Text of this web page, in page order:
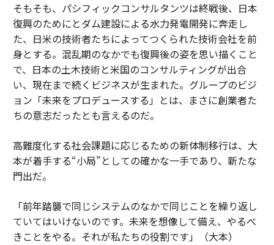
そもそも、パシフィックコンサルタンツは終戦後、日本
復興のためにとダム建設による水力発電開発に奔走し
た、日米の技術者たちによってつくられた技術会社を前
身とする。混乱期のなかでも復興後の姿を思い描くこと
で、日本の土木技術と米国のコンサルティングが出合
い、現在まで続くビジネスが生まれた。グループのビジ
ョン「未来をプロデュースする」とは、まさに創業者た
ちの意志だったとも言えるのだ。
高難度化する社会課題に応じるための新体制移行は、大
本が着手する“小局”としての確かな一手であり、新たな
門出だ。
「前年踏襲で同じシステムのなかで同じことを繰り返し
ていてはいけないのです。未来を想像して備え、やるべ
きことをやる。それが私たちの役割です」（大本）